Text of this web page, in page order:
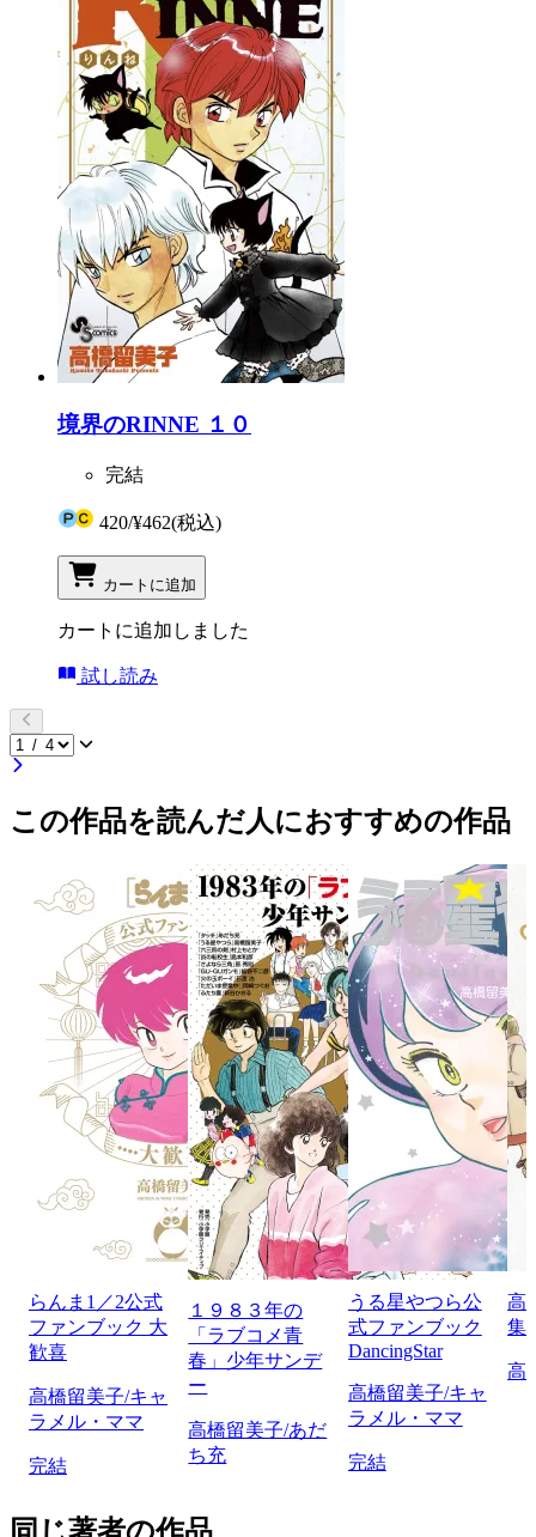
境界のRINNE １０
完結
420/¥462(税込)
カートに追加
カートに追加しました
試し読み
この作品を読んだ人におすすめの作品
らんま1／2公式
ファンブック 大
歓喜
高橋留美子/キャ
ラメル・ママ
完結
１９８３年の
「ラブコメ青
春」少年サンデ
ー
高橋留美子/あだ
ち充
うる星やつら公
式ファンブック
DancingStar
高橋留美子/キャ
ラメル・ママ
完結
高
集
高
同じ著者の作品